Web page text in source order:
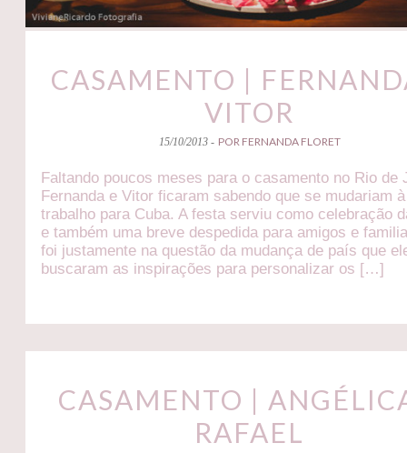
CASAMENTO |
VITOR
15/10/2013 - POR FERNANDA FLORET
Faltando poucos meses para o casamento no Rio de
Fernanda e Vitor ficaram sabendo que se mudariam à
trabalho para Cuba. A festa serviu como celebração
e também uma breve despedida para amigos e
foi justamente na questão da mudança de país que
buscaram as inspirações para personalizar os […]
CASAMENTO |
RAFAEL